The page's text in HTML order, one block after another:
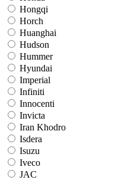
Hongqi
Horch
Huanghai
Hudson
Hummer
Hyundai
Imperial
Infiniti
Innocenti
Invicta
Iran Khodro
Isdera
Isuzu
Iveco
JAC